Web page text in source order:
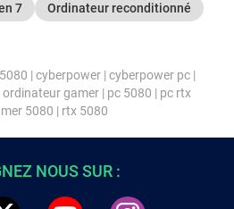
7
Ordinateur reconditionné
5080 | cyberpower | cyberpower pc |
ordinateur gamer | pc 5080 | pc rtx
5080 | rtx 5080
NOUS SUR :